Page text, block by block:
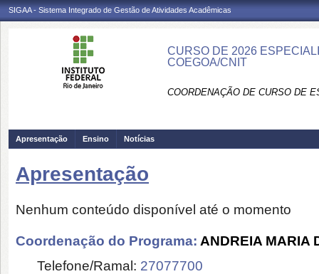
SIGAA - Sistema Integrado de Gestão de Atividades Acadêmicas
CURSO DE 2026
COEGOA/CNIT
COORDENAÇÃO DE CURSO DE
Apresentação Ensino Notícias
Apresentação
Nenhum conteúdo disponível até o momento
Coordenação do Programa: ANDREIA MARIA
Telefone/Ramal: 27077700